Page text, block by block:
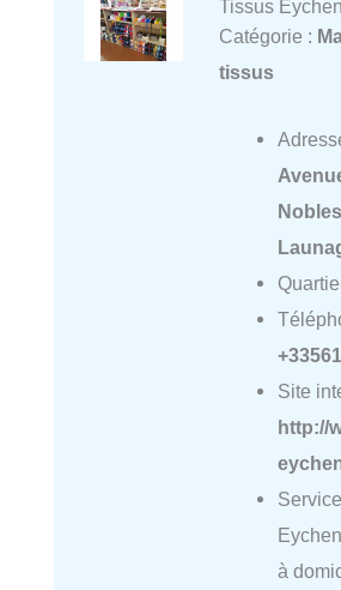
Tissus
Catégorie :
tissus
Site
http://
à